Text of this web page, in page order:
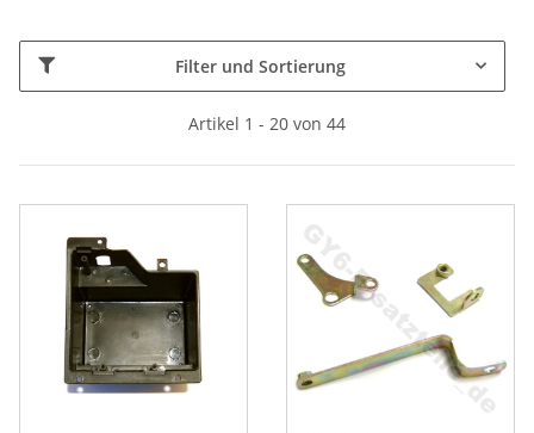
Filter und Sortierung
Artikel 1 - 20 von 44